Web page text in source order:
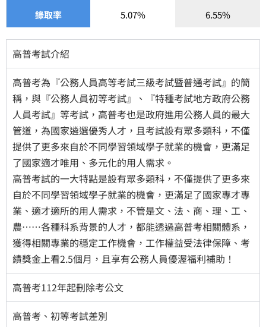
錄取率 5.07% 6.55%
高普考試介紹
高普考為『公務人員高等考試三級考試暨普通考試』的簡
稱，與『公務人員初等考試』、『特種考試地方政府公務
人員考試』等考試，高普考也是政府進用公務人員的最大
管道，為國家遴選優秀人才，且考試設有眾多類科，不僅
提供了更多來自於不同學習領域學子就業的機會，更滿足
了國家適才唯用、多元化的用人需求。
高普考試的一大特點是設有眾多類科，不僅提供了更多來
自於不同學習領域學子就業的機會，更滿足了國家專才專
業、適才適所的用人需求，不管是文、法、商、理、工、
農……各種科系背景的人才，都能透過高普考相關體系，
獲得相關專業的穩定工作機會，工作權益受法律保障、考
績獎金上看2.5個月，且享有公務人員優渥福利補助！
高普考112年起刪除考公文
高普考、初等考試差別